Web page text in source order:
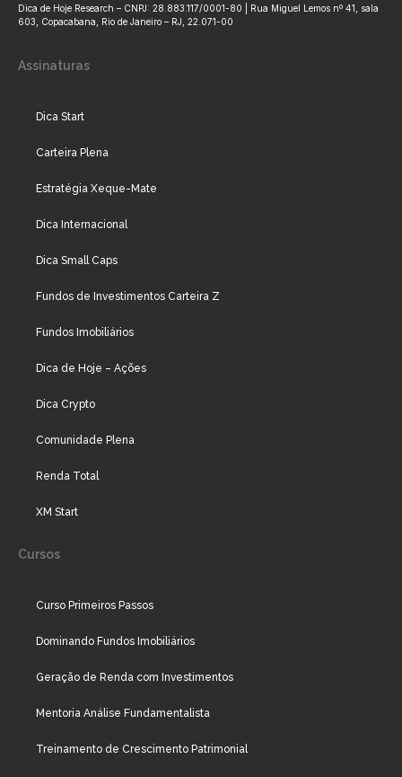
Dica de Hoje Research – CNPJ: 28.883.117/0001-80 | Rua Miguel Lemos nº 41, sala
603, Copacabana, Rio de Janeiro – RJ, 22.071-00
Assinaturas
Dica Start
Carteira Plena
Estratégia Xeque-Mate
Dica Internacional
Dica Small Caps
Fundos de Investimentos Carteira Z
Fundos Imobiliários
Dica de Hoje – Ações
Dica Crypto
Comunidade Plena
Renda Total
XM Start
Cursos
Curso Primeiros Passos
Dominando Fundos Imobiliários
Geração de Renda com Investimentos
Mentoria Análise Fundamentalista
Treinamento de Crescimento Patrimonial